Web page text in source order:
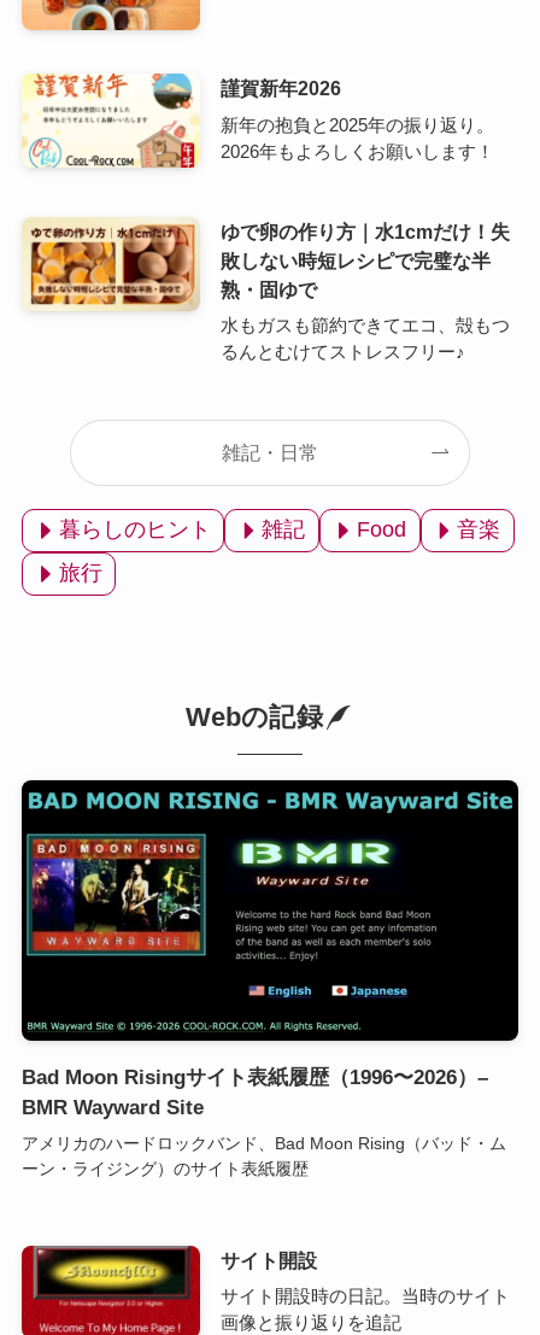
謹賀新年2026
新年の抱負と2025年の振り返り。
2026年もよろしくお願いします！
ゆで卵の作り方｜水1cmだけ！失
敗しない時短レシピで完璧な半
熟・固ゆで
水もガスも節約できてエコ、殻もつ
るんとむけてストレスフリー♪
雑記・日常
暮らしのヒント 雑記 Food
音楽
旅行
Webの記録
Bad Moon Risingサイト表紙履歴（1996〜2026）–
BMR Wayward Site
アメリカのハードロックバンド、Bad Moon Rising（バッド・ム
ーン・ライジング）のサイト表紙履歴
サイト開設
サイト開設時の日記。当時のサイト
画像と振り返りを追記